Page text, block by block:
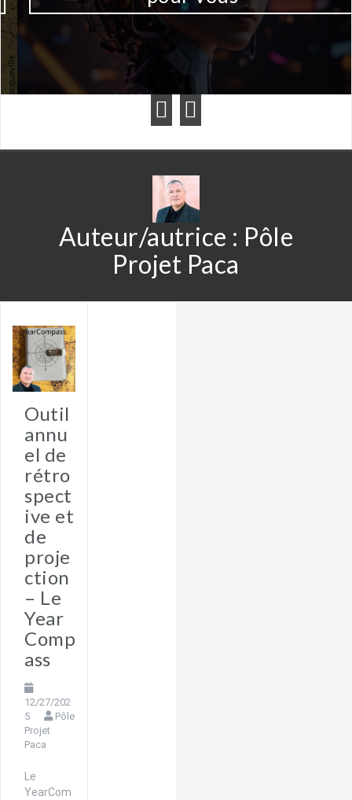
Auteur/autrice : Pôle
Projet Paca
Outil
annu
el de
rétro
spect
ive et
de
proje
ction
– Le
Year
Comp
ass
12/27/202
5
Pôle
Projet
Paca
Le
YearCom